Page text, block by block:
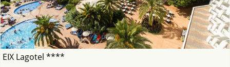
EIX Lagotel ****